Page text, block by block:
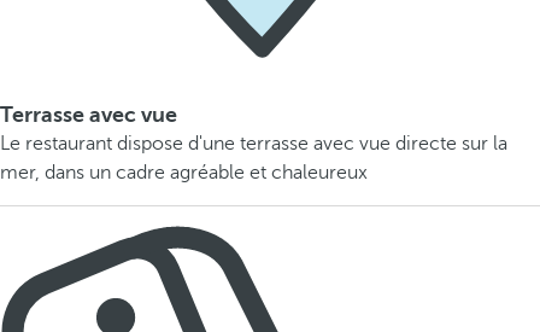
Terrasse avec vue
Le restaurant dispose d'une terrasse avec vue directe sur la
mer, dans un cadre agréable et chaleureux